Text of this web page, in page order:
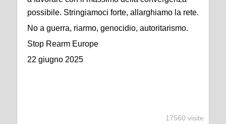
possibile. Stringiamoci forte, allarghiamo la rete.
No a guerra, riarmo, genocidio, autoritarismo.
Stop Rearm Europe
22 giugno 2025
17560 visite